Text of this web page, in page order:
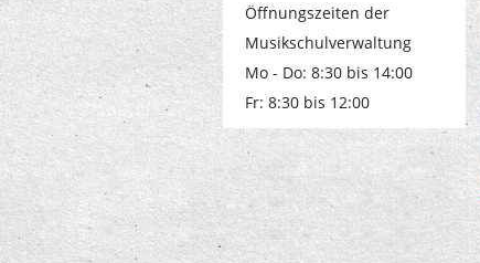
Öffnungszeiten der
Musikschulverwaltung
Mo - Do: 8:30 bis 14:00
Fr: 8:30 bis 12:00